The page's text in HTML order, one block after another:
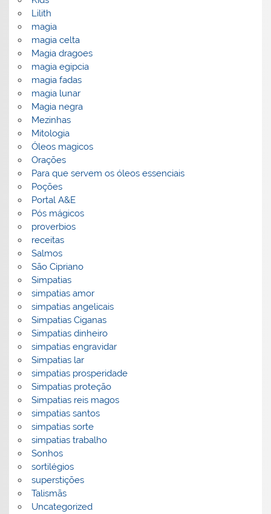
Lilith
magia
magia celta
Magia dragoes
magia egipcia
magia fadas
magia lunar
Magia negra
Mezinhas
Mitologia
Óleos magicos
Orações
Para que servem os óleos essenciais
Poções
Portal A&E
Pós mágicos
proverbios
receitas
Salmos
São Cipriano
Simpatias
simpatias amor
simpatias angelicais
Simpatias Ciganas
Simpatias dinheiro
simpatias engravidar
Simpatias lar
simpatias prosperidade
Simpatias proteção
Simpatias reis magos
simpatias santos
simpatias sorte
simpatias trabalho
Sonhos
sortilégios
superstições
Talismãs
Uncategorized